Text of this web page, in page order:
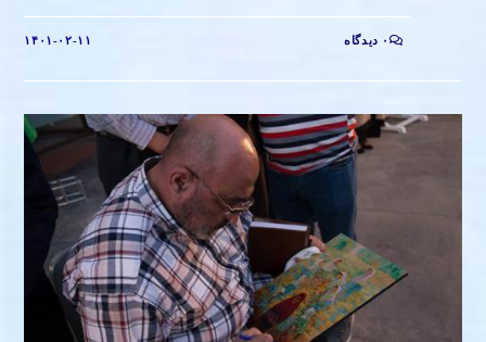
۰ دیدگاه ۱۴۰۱-۰۲-۱۱